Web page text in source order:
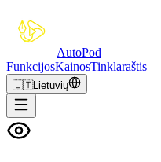
AutoPod
FunkcijosKainosTinklaraštis
🇱🇹Lietuvių